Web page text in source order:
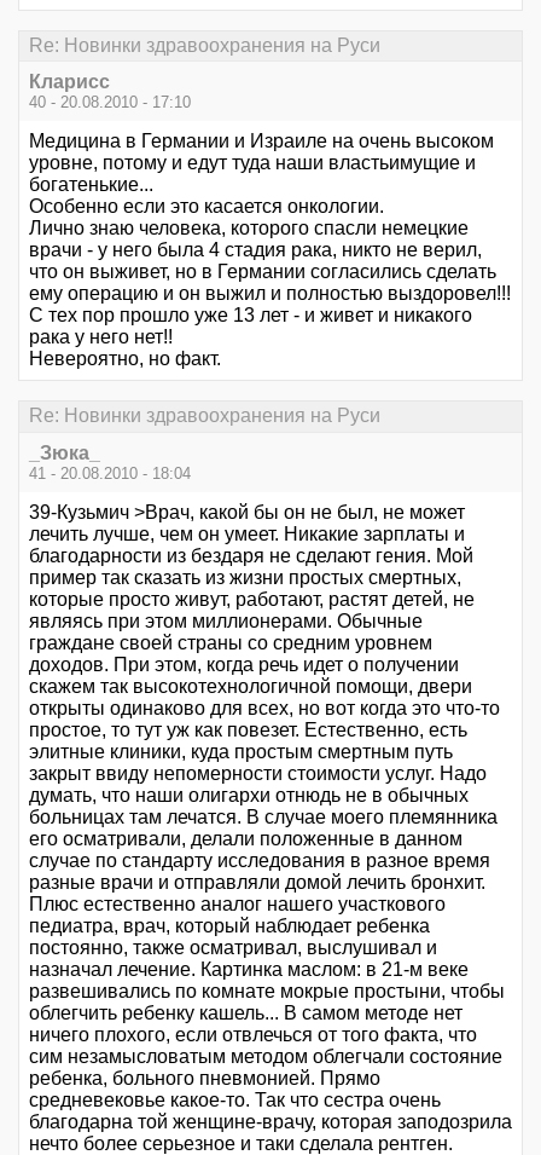
Re: Новинки здравоохранения на Руси
Кларисс
40 - 20.08.2010 - 17:10
Медицина в Германии и Израиле на очень высоком
уровне, потому и едут туда наши властьимущие и
богатенькие...
Особенно если это касается онкологии.
Лично знаю человека, которого спасли немецкие
врачи - у него была 4 стадия рака, никто не верил,
что он выживет, но в Германии согласились сделать
ему операцию и он выжил и полностью выздоровел!!!
С тех пор прошло уже 13 лет - и живет и никакого
рака у него нет!!
Невероятно, но факт.
Re: Новинки здравоохранения на Руси
_Зюка_
41 - 20.08.2010 - 18:04
39-Кузьмич >Врач, какой бы он не был, не может
лечить лучше, чем он умеет. Никакие зарплаты и
благодарности из бездаря не сделают гения. Мой
пример так сказать из жизни простых смертных,
которые просто живут, работают, растят детей, не
являясь при этом миллионерами. Обычные
граждане своей страны со средним уровнем
доходов. При этом, когда речь идет о получении
скажем так высокотехнологичной помощи, двери
открыты одинаково для всех, но вот когда это что-то
простое, то тут уж как повезет. Естественно, есть
элитные клиники, куда простым смертным путь
закрыт ввиду непомерности стоимости услуг. Надо
думать, что наши олигархи отнюдь не в обычных
больницах там лечатся. В случае моего племянника
его осматривали, делали положенные в данном
случае по стандарту исследования в разное время
разные врачи и отправляли домой лечить бронхит.
Плюс естественно аналог нашего участкового
педиатра, врач, который наблюдает ребенка
постоянно, также осматривал, выслушивал и
назначал лечение. Картинка маслом: в 21-м веке
развешивались по комнате мокрые простыни, чтобы
облегчить ребенку кашель... В самом методе нет
ничего плохого, если отвлечься от того факта, что
сим незамысловатым методом облегчали состояние
ребенка, больного пневмонией. Прямо
средневековье какое-то. Так что сестра очень
благодарна той женщине-врачу, которая заподозрила
нечто более серьезное и таки сделала рентген.